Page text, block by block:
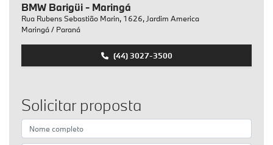
BMW Barigüi - Maringá
Rua Rubens Sebastião Marin, 1626, Jardim America
Maringá / Paraná
(44) 3027-3500
Solicitar proposta